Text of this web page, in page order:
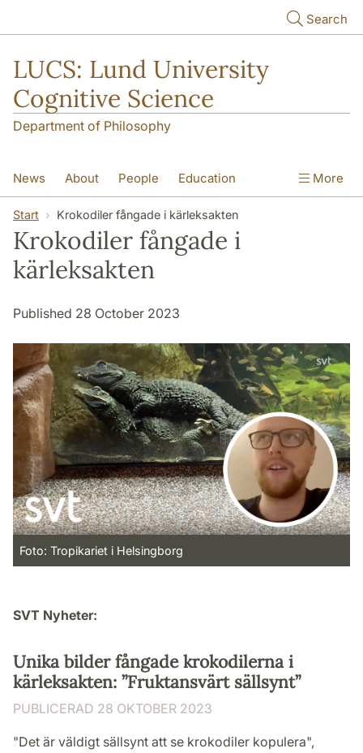
Search
LUCS: Lund University
Cognitive Science
Department of Philosophy
News About People Education
Research Seminars Publications
More
Start Krokodiler fångade i kärleksakten
Krokodiler fångade i
kärleksakten
Published 28 October 2023
Foto: Tropikariet i Helsingborg
SVT Nyheter:
Unika bilder fångade krokodilerna i
kärleksakten: ”Fruktansvärt sällsynt”
PUBLICERAD 28 OKTOBER 2023
"Det är väldigt sällsynt att se krokodiler kopulera",